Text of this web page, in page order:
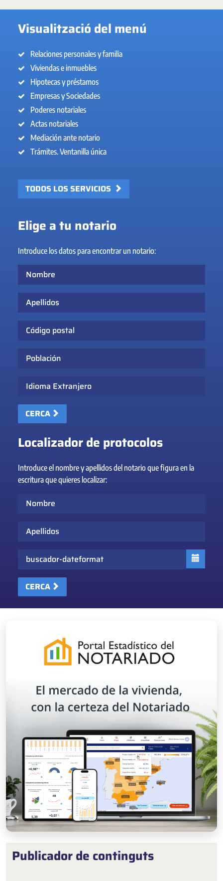
Visualització del menú
Relaciones personales y familia
Viviendas e inmuebles
Hipotecas y préstamos
Empresas y Sociedades
Poderes notariales
Actas notariales
Mediación ante notario
Trámites. Ventanilla única
TODOS LOS SERVICIOS
Elige a tu notario
Introduce los datos para encontrar un notario:
Apellidos
Código postal
Población
Idioma Extranjero
CERCA
Localizador de protocolos
Introduce el nombre y apellidos del notario que figura en la
escritura que quieres localizar:
Apellidos
Fecha
CERCA
Publicador de continguts